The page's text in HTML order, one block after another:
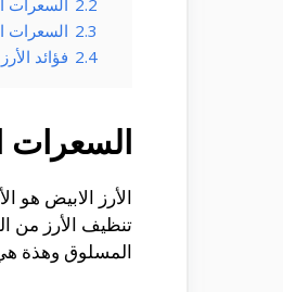
2.2 السعرات
2.3 السعرات
2.4 فؤائد
السعرات
الأرز الابيض هو
تنظيف الأرز من
المسلوق وهذة